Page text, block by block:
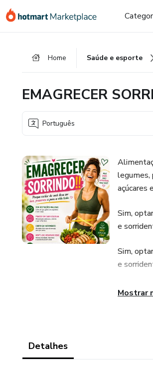
para
para
para
Home Saúde e esporte
EMAGRECER
Português
legumes,
açúcares
Sim,
e
Sim,
e
Mostrar
Detalhes